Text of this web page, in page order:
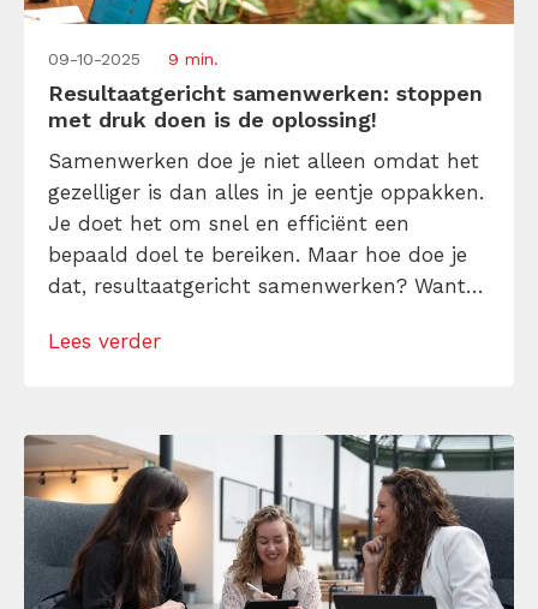
09-10-2025 9 min.
Resultaatgericht samenwerken: stoppen
met druk doen is de oplossing!
Samenwerken doe je niet alleen omdat het
gezelliger is dan alles in je eentje oppakken.
Je doet het om snel en efficiënt een
bepaald doel te bereiken. Maar hoe doe je
dat, resultaatgericht samenwerken? Want
telefoontjes tussendoor en talloze e-mails
Lees verder